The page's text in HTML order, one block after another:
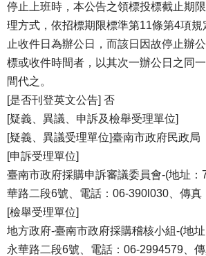
停止上班時，本公告之領標投標截止期
理方式，依招標期限標準第11條第4項
止收件日為辦公日，而該日因故停止辦
標或收件時間者，以其次一辦公日之同
間代之。
[是否刊登英文公告] 否
[疑義、異議、申訴及檢舉受理單位]
[疑義、異議受理單位]臺南市政府民政局
[申訴受理單位]
臺南市政府採購申訴審議委員會-(地址：
華路二段6號、電話：06-390l030、傳真
[檢舉受理單位]
地方政府-臺南市政府採購稽核小組-(地
永華路二段6號、電話：06-2994579、